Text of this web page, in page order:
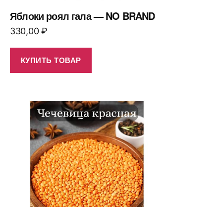
Яблоки роял гала — NO BRAND
330,00₽
КУПИТЬ ТОВАР